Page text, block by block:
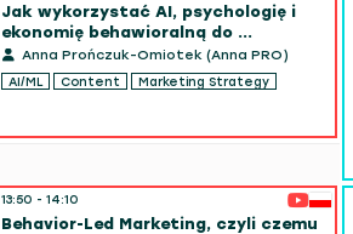
Jak wykorzystać AI, psychologię i
ekonomię behawioralną do ...
Anna Prończuk-Omiotek (Anna PRO)
AI/ML
Content Marketing Strategy
13:50 - 14:10
Behavior-Led Marketing, czyli czemu